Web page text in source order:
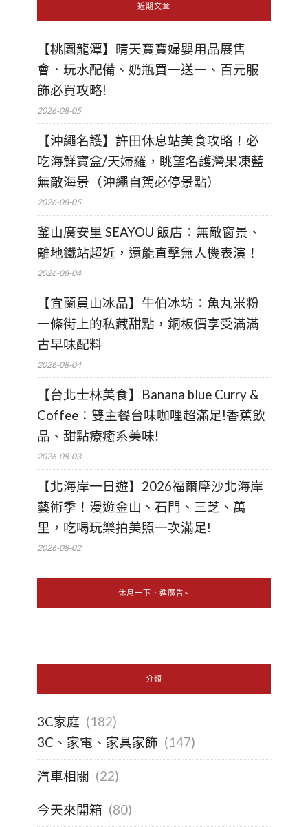
近期文章
【桃園龍潭】晴天寶寶婦嬰用品展售
會．玩水配備、奶瓶買一送一、百元服
飾必買攻略!
2026-08-05
【沖繩名護】許田休息站美食攻略！必
吃海鮮寶盒/天婦羅，眺望名護灣果凍藍
無敵海景（沖繩自駕必停景點）
2026-08-05
釜山廣安里 SEAYOU 飯店：無敵窗景、
離地鐵站超近，還能直擊無人機表演！
2026-08-04
【宜蘭員山冰品】牛伯冰坊：魚丸米粉
一條街上的私藏甜點，銅板價享受滿滿
古早味配料
2026-08-04
【台北士林美食】Banana blue Curry &
Coffee：雙主餐台味咖哩超滿足!香蕉飲
品、甜點療癒系美味!
2026-08-03
【北海岸一日遊】2026福爾摩沙北海岸
藝術季！漫遊金山、石門、三芝、萬
里，吃喝玩樂拍美照一次滿足!
2026-08-02
休息一下，進廣告~
分類
3C家庭 (182)
3C、家電、家具家飾 (147)
汽車相關 (22)
今天來開箱 (80)